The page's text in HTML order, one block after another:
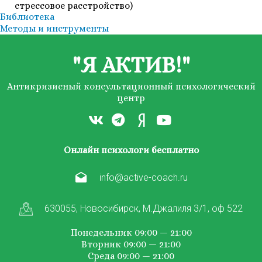
стрессовое расстройство)
Библиотека
Методы и инструменты
"Я АКТИВ!"
Антикризисный консультационный психологический
центр
Онлайн психологи бесплатно
info@active-coach.ru
630055, Новосибирск, М.Джалиля 3/1, оф 522
Понедельник 09:00 — 21:00
Вторник 09:00 — 21:00
Среда 09:00 — 21:00